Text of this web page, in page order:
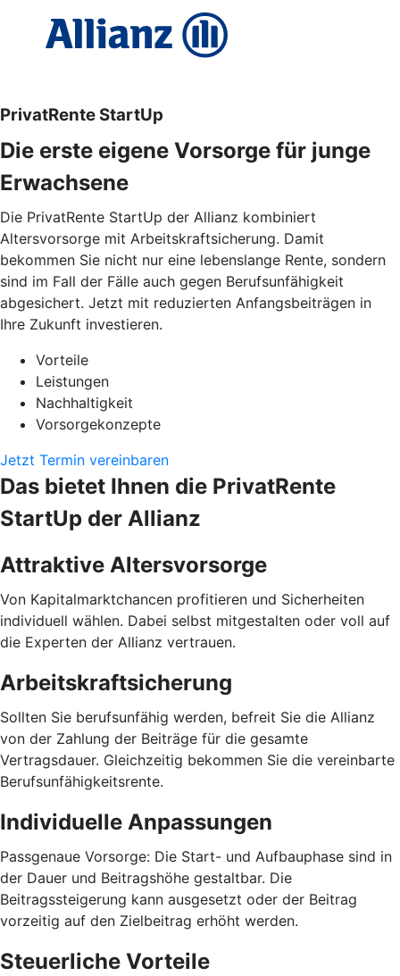
PrivatRente StartUp
Die erste eigene Vorsorge für junge
Erwachsene
Die PrivatRente StartUp der Allianz kombiniert
Altersvorsorge mit Arbeitskraftsicherung. Damit
bekommen Sie nicht nur eine lebenslange Rente, sondern
sind im Fall der Fälle auch gegen Berufsunfähigkeit
abgesichert. Jetzt mit reduzierten Anfangsbeiträgen in
Ihre Zukunft investieren.
Vorteile
Leistungen
Nachhaltigkeit
Vorsorgekonzepte
Jetzt Termin vereinbaren
Das bietet Ihnen die PrivatRente
StartUp der Allianz
Attraktive Altersvorsorge
Von Kapitalmarktchancen profitieren und Sicherheiten
individuell wählen. Dabei selbst mitgestalten oder voll auf
die Experten der Allianz vertrauen.
Arbeitskraftsicherung
Sollten Sie berufsunfähig werden, befreit Sie die Allianz
von der Zahlung der Beiträge für die gesamte
Vertragsdauer. Gleichzeitig bekommen Sie die vereinbarte
Berufsunfähigkeitsrente.
Individuelle Anpassungen
Passgenaue Vorsorge: Die Start- und Aufbauphase sind in
der Dauer und Beitragshöhe gestaltbar. Die
Beitragssteigerung kann ausgesetzt oder der Beitrag
vorzeitig auf den Zielbeitrag erhöht werden.
Steuerliche Vorteile